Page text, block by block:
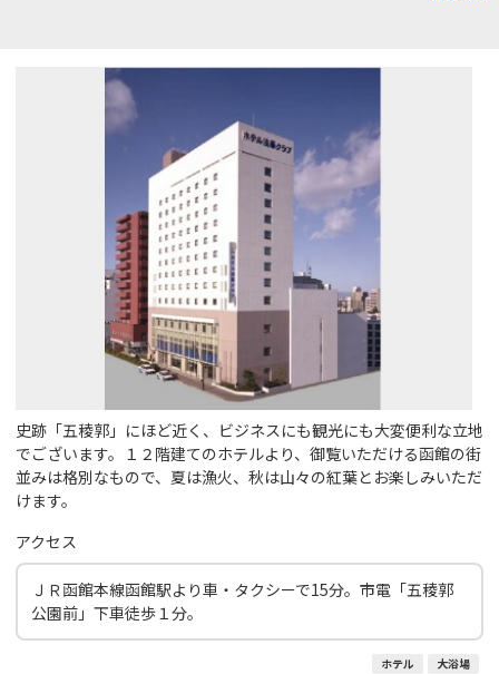
史跡「五稜郭」にほど近く、ビジネスにも観光にも大変便利な立地
でございます。１２階建てのホテルより、御覧いただける函館の街
並みは格別なもので、夏は漁火、秋は山々の紅葉とお楽しみいただ
けます。
アクセス
ＪＲ函館本線函館駅より車・タクシーで15分。市電「五稜郭
公園前」下車徒歩１分。
ホテル 大浴場